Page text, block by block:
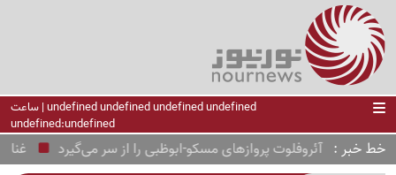
undefined undefined undefined undefined | ساعت
undefined:undefined
خط خبر غنائم آئروفلوت پروازهای مسکو-ابوظبی را از سر می‌گیرد